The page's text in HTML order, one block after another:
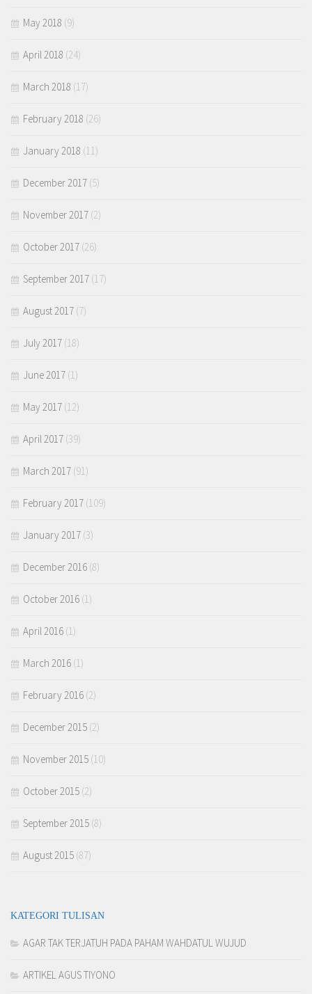
May 2018 (9)
April 2018 (24)
March 2018 (17)
February 2018 (26)
January 2018 (11)
December 2017 (5)
November 2017 (2)
October 2017 (26)
September 2017 (17)
August 2017 (7)
July 2017 (18)
June 2017 (1)
May 2017 (12)
April 2017 (39)
March 2017 (91)
February 2017 (109)
January 2017 (3)
December 2016 (8)
October 2016 (1)
April 2016 (1)
March 2016 (1)
February 2016 (2)
December 2015 (2)
November 2015 (10)
October 2015 (2)
September 2015 (8)
August 2015 (87)
KATEGORI TULISAN
AGAR TAK TERJATUH PADA PAHAM WAHDATUL WUJUD
ARTIKEL AGUS TIYONO